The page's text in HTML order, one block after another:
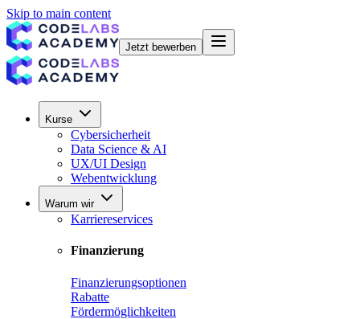
Skip to main content
Jetzt bewerben
Kurse
Cybersicherheit
Data Science & AI
UX/UI Design
Webentwicklung
Warum wir
Karriereservices
Finanzierung
Finanzierungsoptionen
Rabatte
Fördermöglichkeiten